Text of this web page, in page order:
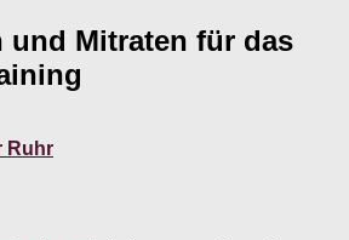
und Mitraten für das
Ruhr